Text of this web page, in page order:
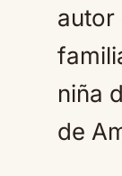
autor
niña
de